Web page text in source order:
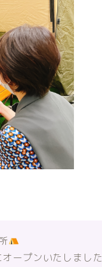
ープンいたしました